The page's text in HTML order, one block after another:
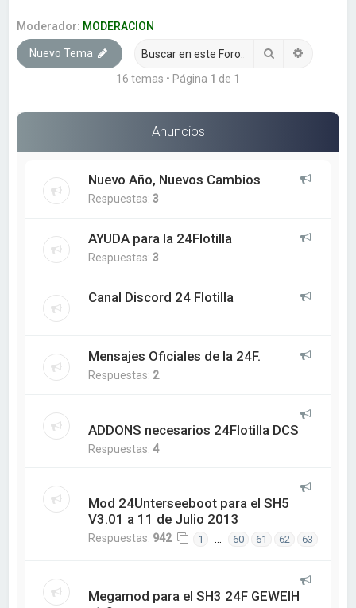
Moderador: MODERACION
Nuevo Tema Buscar
16 temas • Página 1 de 1
Anuncios
Nuevo Año, Nuevos Cambios
Respuestas:3
AYUDA para la 24Flotilla
Respuestas:3
Canal Discord 24 Flotilla
Mensajes Oficiales de la 24F.
Respuestas: 2
ADDONS necesarios 24Flotilla DCS
Respuestas:4
Mod 24Unterseeboot para el SH5
V3.01 a 11 de Julio 2013
Respuestas: 942 1 … 60 61 62 63
Megamod para el SH3 24F GEWEIH